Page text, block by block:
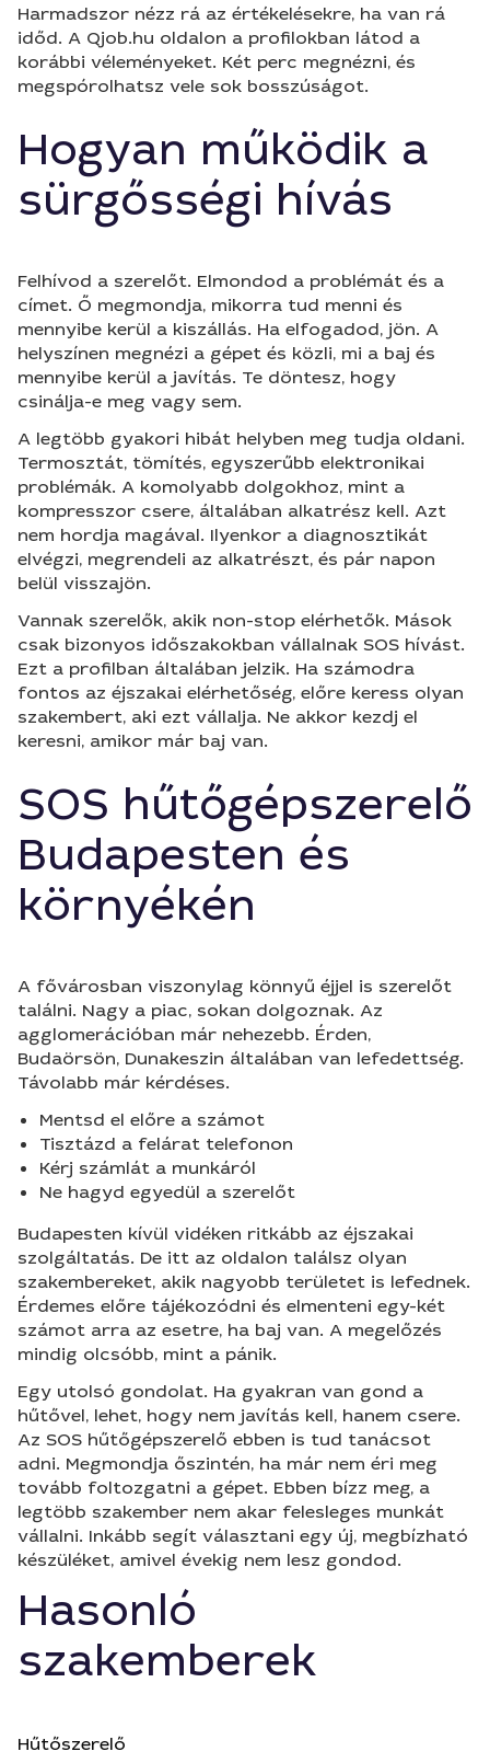
Harmadszor nézz rá az értékelésekre, ha van rá
időd. A Qjob.hu oldalon a profilokban látod a
korábbi véleményeket. Két perc megnézni, és
megspórolhatsz vele sok bosszúságot.
Hogyan működik a
sürgősségi hívás
Felhívod a szerelőt. Elmondod a problémát és a
címet. Ő megmondja, mikorra tud menni és
mennyibe kerül a kiszállás. Ha elfogadod, jön. A
helyszínen megnézi a gépet és közli, mi a baj és
mennyibe kerül a javítás. Te döntesz, hogy
csinálja-e meg vagy sem.
A legtöbb gyakori hibát helyben meg tudja oldani.
Termosztát, tömítés, egyszerűbb elektronikai
problémák. A komolyabb dolgokhoz, mint a
kompresszor csere, általában alkatrész kell. Azt
nem hordja magával. Ilyenkor a diagnosztikát
elvégzi, megrendeli az alkatrészt, és pár napon
belül visszajön.
Vannak szerelők, akik non-stop elérhetők. Mások
csak bizonyos időszakokban vállalnak SOS hívást.
Ezt a profilban általában jelzik. Ha számodra
fontos az éjszakai elérhetőség, előre keress olyan
szakembert, aki ezt vállalja. Ne akkor kezdj el
keresni, amikor már baj van.
SOS hűtőgépszerelő
Budapesten és
környékén
A fővárosban viszonylag könnyű éjjel is szerelőt
találni. Nagy a piac, sokan dolgoznak. Az
agglomerációban már nehezebb. Érden,
Budaörsön, Dunakeszin általában van lefedettség.
Távolabb már kérdéses.
Mentsd el előre a számot
Tisztázd a felárat telefonon
Kérj számlát a munkáról
Ne hagyd egyedül a szerelőt
Budapesten kívül vidéken ritkább az éjszakai
szolgáltatás. De itt az oldalon találsz olyan
szakembereket, akik nagyobb területet is lefednek.
Érdemes előre tájékozódni és elmenteni egy-két
számot arra az esetre, ha baj van. A megelőzés
mindig olcsóbb, mint a pánik.
Egy utolsó gondolat. Ha gyakran van gond a
hűtővel, lehet, hogy nem javítás kell, hanem csere.
Az SOS hűtőgépszerelő ebben is tud tanácsot
adni. Megmondja őszintén, ha már nem éri meg
tovább foltozgatni a gépet. Ebben bízz meg, a
legtöbb szakember nem akar felesleges munkát
vállalni. Inkább segít választani egy új, megbízható
készüléket, amivel évekig nem lesz gondod.
Hasonló
szakemberek
Hűtőszerelő